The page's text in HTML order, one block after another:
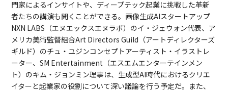
門家によるインサイトや、ディープテック起業に挑戦した革新
者たちの講演も聞くことができる。画像生成AIスタートアップ
NXN LABS（エヌエックスエヌラボ）のイ・ジェウォン代表、ア
メリカ美術監督組合Art Directors Guild（アートディレクターズ
ギルド）のチュ・ユジンコンセプトアーティスト・イラストレ
ーター、SM Entertainment（エスエムエンターテインメン
ト）のキム・ジョンミン理事は、生成型AI時代におけるクリエ
イターと起業家の役割について深い議論を行う予定だ。また、